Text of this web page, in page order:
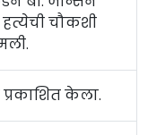
चौकशी
प्रकाशित केला.